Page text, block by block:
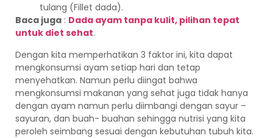
tulang (Fillet dada).
Baca juga : Dada ayam tanpa kulit, pilihan tepat
untuk diet sehat.
Dengan kita memperhatikan 3 faktor ini, kita dapat
mengkonsumsi ayam setiap hari dan tetap
menyehatkan. Namun perlu diingat bahwa
mengkonsumsi makanan yang sehat juga tidak hanya
dengan ayam namun perlu diimbangi dengan sayur –
sayuran, dan buah- buahan sehingga nutrisi yang kita
peroleh seimbang sesuai dengan kebutuhan tubuh kita.